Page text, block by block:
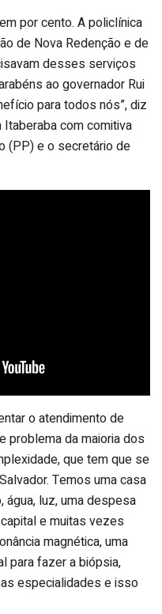
por cento. A policlínica
de Nova Redenção e de
desses serviços
ao governador Rui
para todos nós”, diz
com comitiva
(PP) e o secretário de
o atendimento de
problema da maioria dos
que tem que se
Temos uma casa
água, luz, uma despesa
e muitas vezes
magnética, uma
para fazer a biópsia,
especialidades e isso